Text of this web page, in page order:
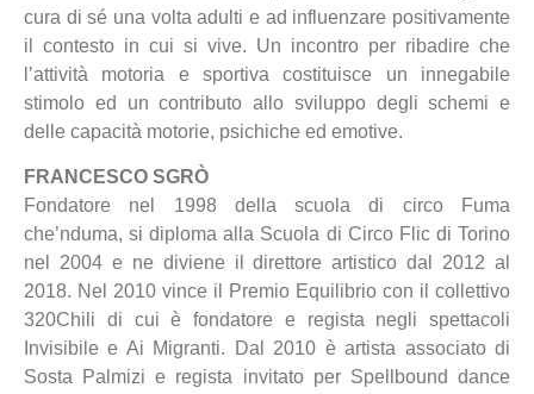
cura di sé una volta adulti e ad influenzare positivamente
il contesto in cui si vive. Un incontro per ribadire che
l’attività motoria e sportiva costituisce un innegabile
stimolo ed un contributo allo sviluppo degli schemi e
delle capacità motorie, psichiche ed emotive.
FRANCESCO SGRÒ
Fondatore nel 1998 della scuola di circo Fuma
che’nduma, si diploma alla Scuola di Circo Flic di Torino
nel 2004 e ne diviene il direttore artistico dal 2012 al
2018. Nel 2010 vince il Premio Equilibrio con il collettivo
320Chili di cui è fondatore e regista negli spettacoli
Invisibile e Ai Migranti. Dal 2010 è artista associato di
Sosta Palmizi e regista invitato per Spellbound dance